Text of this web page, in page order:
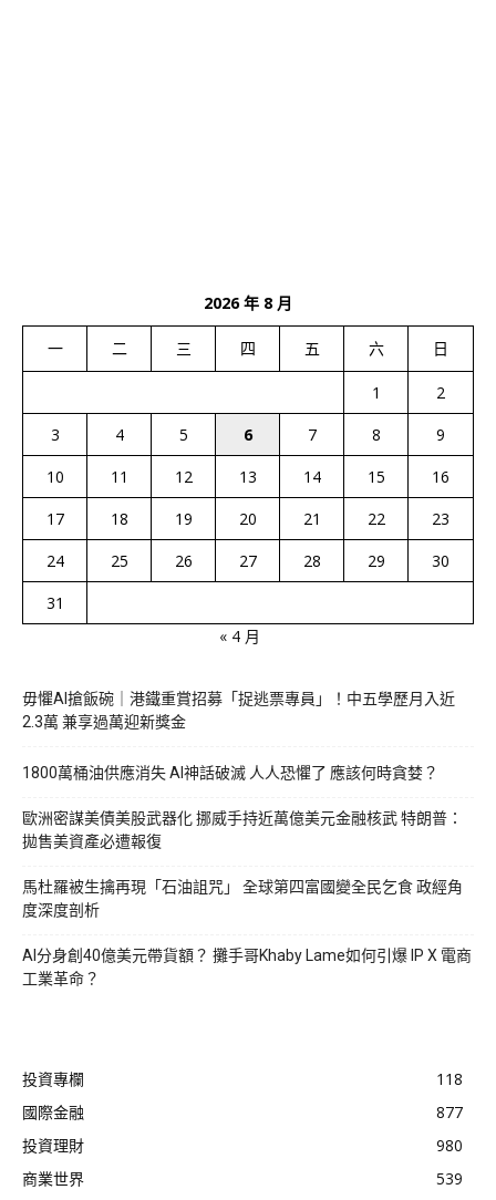
2026 年 8 月
一 二 三 四 五 六 日
1
2
3
4 5 6 7 8
9
10
11 12 13 14 15
16
17
18 19 20 21 22
23
24
25 26 27 28 29
30
31
« 4 月
毋懼AI搶飯碗｜港鐵重賞招募「捉逃票專員」！中五學歷月入近
2.3萬 兼享過萬迎新獎金
1800萬桶油供應消失 AI神話破滅 人人恐懼了 應該何時貪婪？
歐洲密謀美債美股武器化 挪威手持近萬億美元金融核武 特朗普：
拋售美資產必遭報復
馬杜羅被生擒再現「石油詛咒」 全球第四富國變全民乞食 政經角
度深度剖析
AI分身創40億美元帶貨額？ 攤手哥Khaby Lame如何引爆 IP X 電商
工業革命？
投資專欄
118
國際金融
877
投資理財
980
商業世界
539